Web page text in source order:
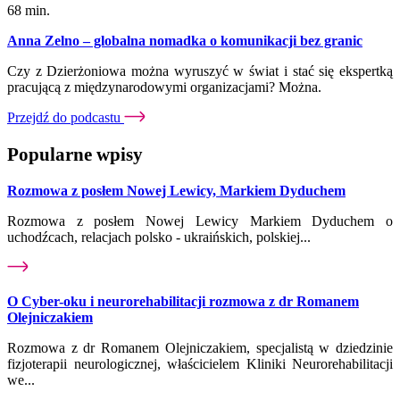
68 min.
Anna Zelno – globalna nomadka o komunikacji bez granic
Czy z Dzierżoniowa można wyruszyć w świat i stać się ekspertką
pracującą z międzynarodowymi organizacjami? Można.
Przejdź do podcastu
Popularne wpisy
Rozmowa z posłem Nowej Lewicy, Markiem Dyduchem
Rozmowa z posłem Nowej Lewicy Markiem Dyduchem o
uchodźcach, relacjach polsko - ukraińskich, polskiej...
O Cyber-oku i neurorehabilitacji rozmowa z dr Romanem
Olejniczakiem
Rozmowa z dr Romanem Olejniczakiem, specjalistą w dziedzinie
fizjoterapii neurologicznej, właścicielem Kliniki Neurorehabilitacji
we...